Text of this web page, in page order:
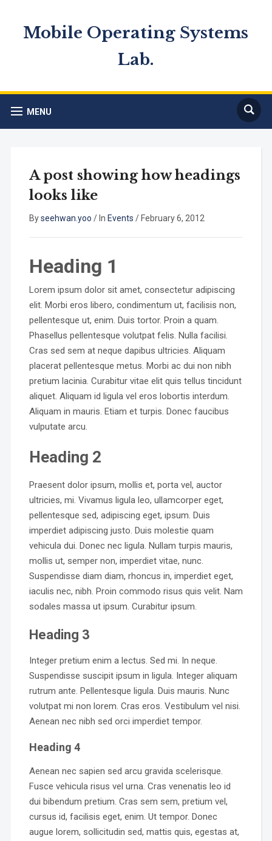
Mobile Operating Systems
Lab.
MENU
A post showing how headings
looks like
Byseehwan.yoo / In Events / February 6, 2012
Heading 1
Lorem ipsum dolor sit amet, consectetur adipiscing
elit. Morbi eros libero, condimentum ut, facilisis non,
pellentesque ut, enim. Duis tortor. Proin a quam.
Phasellus pellentesque volutpat felis. Nulla facilisi.
Cras sed sem at neque dapibus ultricies. Aliquam
placerat pellentesque metus. Morbi ac dui non nibh
pretium lacinia. Curabitur vitae elit quis tellus tincidunt
aliquet. Aliquam id ligula vel eros lobortis interdum.
Aliquam in mauris. Etiam et turpis. Donec faucibus
vulputate arcu.
Heading 2
Praesent dolor ipsum, mollis et, porta vel, auctor
ultricies, mi. Vivamus ligula leo, ullamcorper eget,
pellentesque sed, adipiscing eget, ipsum. Duis
imperdiet adipiscing justo. Duis molestie quam
vehicula dui. Donec nec ligula. Nullam turpis mauris,
mollis ut, semper non, imperdiet vitae, nunc.
Suspendisse diam diam, rhoncus in, imperdiet eget,
iaculis nec, nibh. Proin commodo risus quis velit. Nam
sodales massa ut ipsum. Curabitur ipsum.
Heading 3
Integer pretium enim a lectus. Sed mi. In neque.
Suspendisse suscipit ipsum in ligula. Integer aliquam
rutrum ante. Pellentesque ligula. Duis mauris. Nunc
volutpat mi non lorem. Cras eros. Vestibulum vel nisi.
Aenean nec nibh sed orci imperdiet tempor.
Heading 4
Aenean nec sapien sed arcu gravida scelerisque.
Fusce vehicula risus vel urna. Cras venenatis leo id
dui bibendum pretium. Cras sem sem, pretium vel,
cursus id, facilisis eget, enim. Ut tempor. Donec
augue lorem, sollicitudin sed, mattis quis, egestas at,